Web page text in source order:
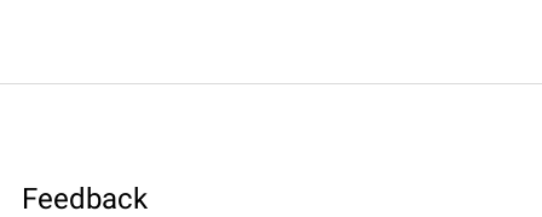
Feedback